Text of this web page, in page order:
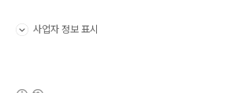
사업자 정보 표시